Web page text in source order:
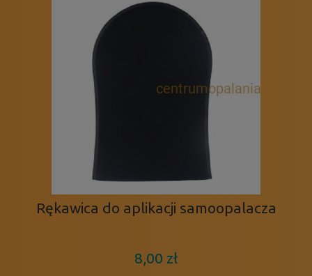
Rękawica do aplikacji samoopalacza
8,00 zł